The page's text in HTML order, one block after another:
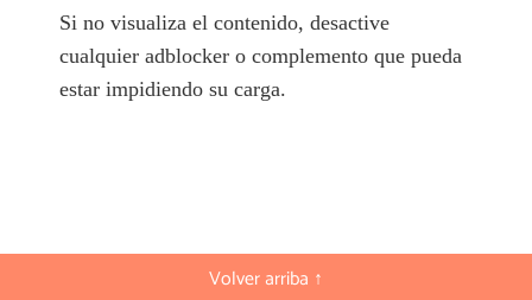
Si no visualiza el contenido, desactive
cualquier adblocker o complemento que pueda
estar impidiendo su carga.
Volver arriba ↑